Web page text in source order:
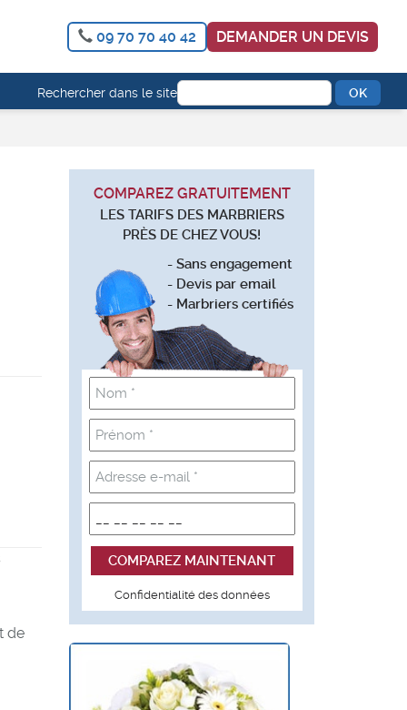
09 70 70 40 42 DEMANDER UN DEVIS
Rechercher dans le site
de
COMPAREZ GRATUITEMENT
LES TARIFS DES MARBRIERS
PRÈS DE CHEZ VOUS!
- Sans engagement
- Devis par email
- Marbriers certifiés
Confidentialité des données